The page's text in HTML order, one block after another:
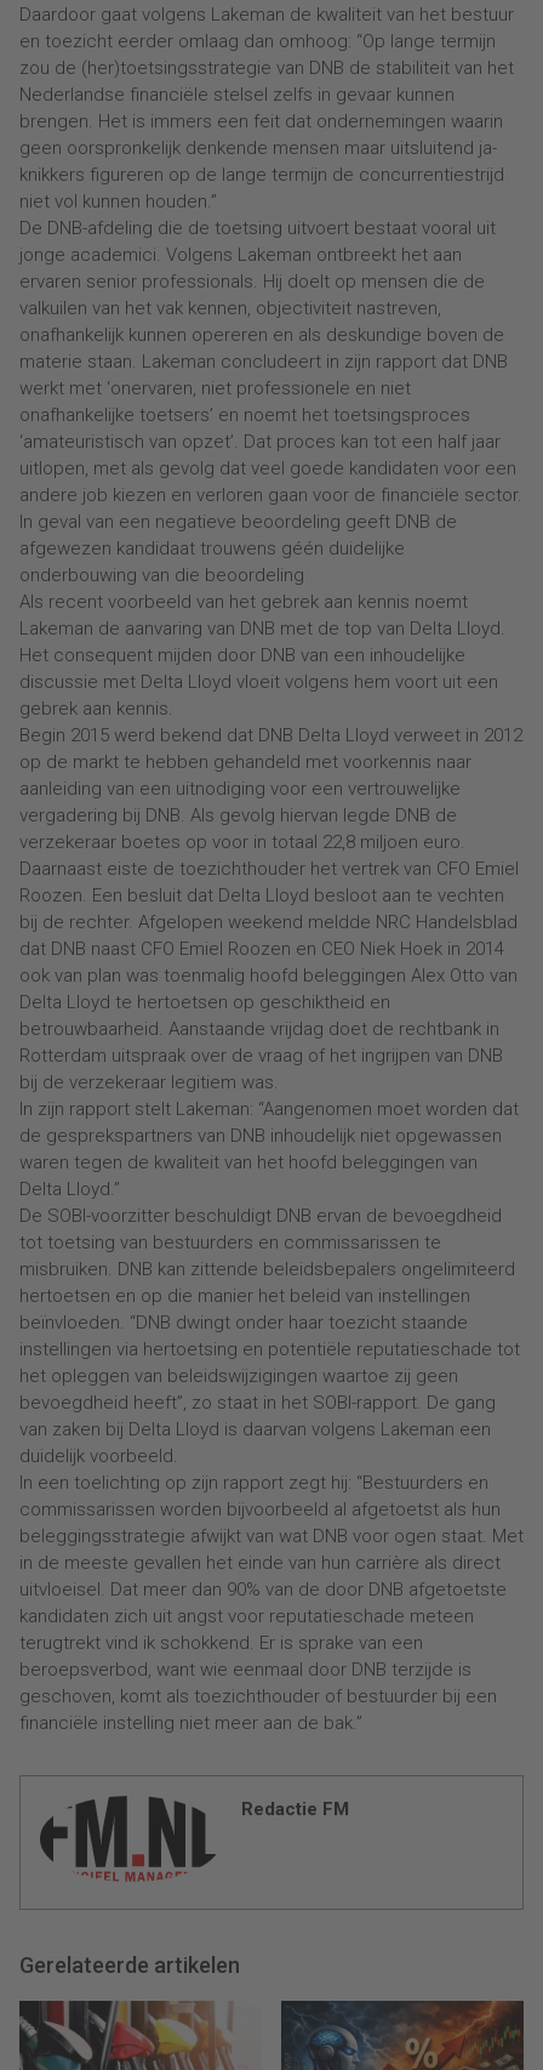
Daardoor gaat volgens Lakeman de kwaliteit van het bestuur
en toezicht eerder omlaag dan omhoog: “Op lange termijn
zou de (her)toetsingsstrategie van DNB de stabiliteit van het
Nederlandse financiële stelsel zelfs in gevaar kunnen
brengen. Het is immers een feit dat ondernemingen waarin
geen oorspronkelijk denkende mensen maar uitsluitend ja-
knikkers figureren op de lange termijn de concurrentiestrijd
niet vol kunnen houden.”
De DNB-afdeling die de toetsing uitvoert bestaat vooral uit
jonge academici. Volgens Lakeman ontbreekt het aan
ervaren senior professionals. Hij doelt op mensen die de
valkuilen van het vak kennen, objectiviteit nastreven,
onafhankelijk kunnen opereren en als deskundige boven de
materie staan. Lakeman concludeert in zijn rapport dat DNB
werkt met ‘onervaren, niet professionele en niet
onafhankelijke toetsers’ en noemt het toetsingsproces
‘amateuristisch van opzet’. Dat proces kan tot een half jaar
uitlopen, met als gevolg dat veel goede kandidaten voor een
andere job kiezen en verloren gaan voor de financiële sector.
In geval van een negatieve beoordeling geeft DNB de
afgewezen kandidaat trouwens géén duidelijke
onderbouwing van die beoordeling
Als recent voorbeeld van het gebrek aan kennis noemt
Lakeman de aanvaring van DNB met de top van Delta Lloyd.
Het consequent mijden door DNB van een inhoudelijke
discussie met Delta Lloyd vloeit volgens hem voort uit een
gebrek aan kennis.
Begin 2015 werd bekend dat DNB Delta Lloyd verweet in 2012
op de markt te hebben gehandeld met voorkennis naar
aanleiding van een uitnodiging voor een vertrouwelijke
vergadering bij DNB. Als gevolg hiervan legde DNB de
verzekeraar boetes op voor in totaal 22,8 miljoen euro.
Daarnaast eiste de toezichthouder het vertrek van CFO Emiel
Roozen. Een besluit dat Delta Lloyd besloot aan te vechten
bij de rechter. Afgelopen weekend meldde NRC Handelsblad
dat DNB naast CFO Emiel Roozen en CEO Niek Hoek in 2014
ook van plan was toenmalig hoofd beleggingen Alex Otto van
Delta Lloyd te hertoetsen op geschiktheid en
betrouwbaarheid. Aanstaande vrijdag doet de rechtbank in
Rotterdam uitspraak over de vraag of het ingrijpen van DNB
bij de verzekeraar legitiem was.
In zijn rapport stelt Lakeman: “Aangenomen moet worden dat
de gesprekspartners van DNB inhoudelijk niet opgewassen
waren tegen de kwaliteit van het hoofd beleggingen van
Delta Lloyd.”
De SOBI-voorzitter beschuldigt DNB ervan de bevoegdheid
tot toetsing van bestuurders en commissarissen te
misbruiken. DNB kan zittende beleidsbepalers ongelimiteerd
hertoetsen en op die manier het beleid van instellingen
beïnvloeden. “DNB dwingt onder haar toezicht staande
instellingen via hertoetsing en potentiële reputatieschade tot
het opleggen van beleidswijzigingen waartoe zij geen
bevoegdheid heeft”, zo staat in het SOBI-rapport. De gang
van zaken bij Delta Lloyd is daarvan volgens Lakeman een
duidelijk voorbeeld.
In een toelichting op zijn rapport zegt hij: “Bestuurders en
commissarissen worden bijvoorbeeld al afgetoetst als hun
beleggingsstrategie afwijkt van wat DNB voor ogen staat. Met
in de meeste gevallen het einde van hun carrière als direct
uitvloeisel. Dat meer dan 90% van de door DNB afgetoetste
kandidaten zich uit angst voor reputatieschade meteen
terugtrekt vind ik schokkend. Er is sprake van een
beroepsverbod, want wie eenmaal door DNB terzijde is
geschoven, komt als toezichthouder of bestuurder bij een
financiële instelling niet meer aan de bak.”
Redactie FM
Gerelateerde artikelen